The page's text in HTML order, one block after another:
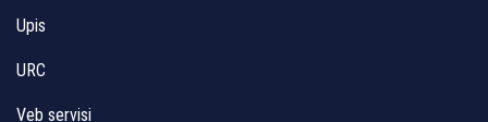
Upis
URC
Veb servisi